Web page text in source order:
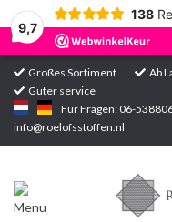
9,7
138
Großes Sortiment Ab
Guter service
Für Fragen: 06-
info@roelofsstoffen.nl
Startseite
Sortiment